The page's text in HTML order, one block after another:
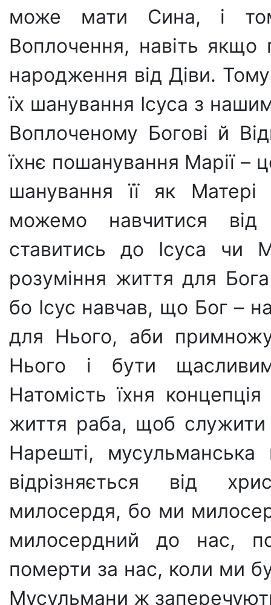
може мати Сина, і
Воплочення, навіть
на­родження від Діви.
їх шанування Ісуса з
Во­плоченому Богові й
їхнє пошанування Марії
шануван­ня її як
можемо навчитися
ставитись до Ісуса чи
розуміння життя для
бо Ісус навчав, що Бог –
для Нього, аби
Нього і бути
Натомість їхня
життя раба, щоб
Нарешті, мусульманська
відрізняється від
милосердя, бо ми
ми­лосердний до нас,
померти за нас, коли ми
Мусульмани ж